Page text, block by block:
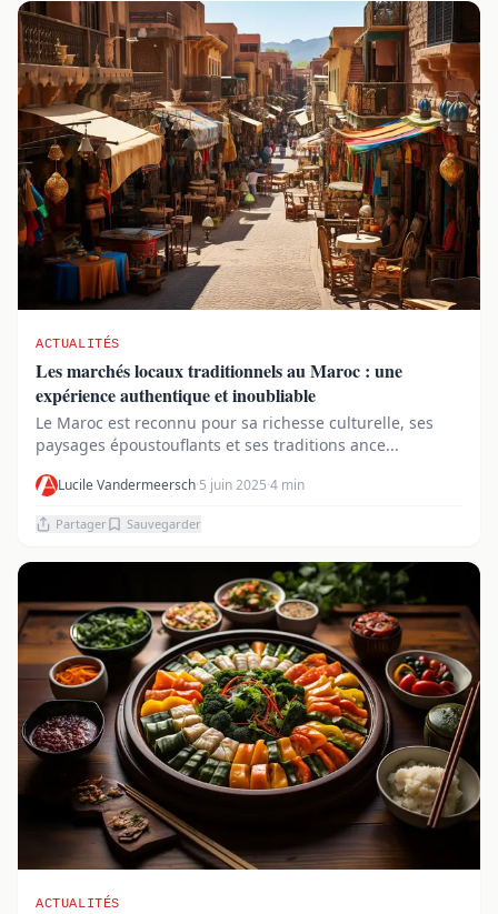
ACTUALITÉS
Les marchés locaux traditionnels au Maroc : une
expérience authentique et inoubliable
Le Maroc est reconnu pour sa richesse culturelle, ses
paysages époustouflants et ses traditions ance...
Lucile Vandermeersch·5 juin 2025·4 min
Partager Sauvegarder
ACTUALITÉS